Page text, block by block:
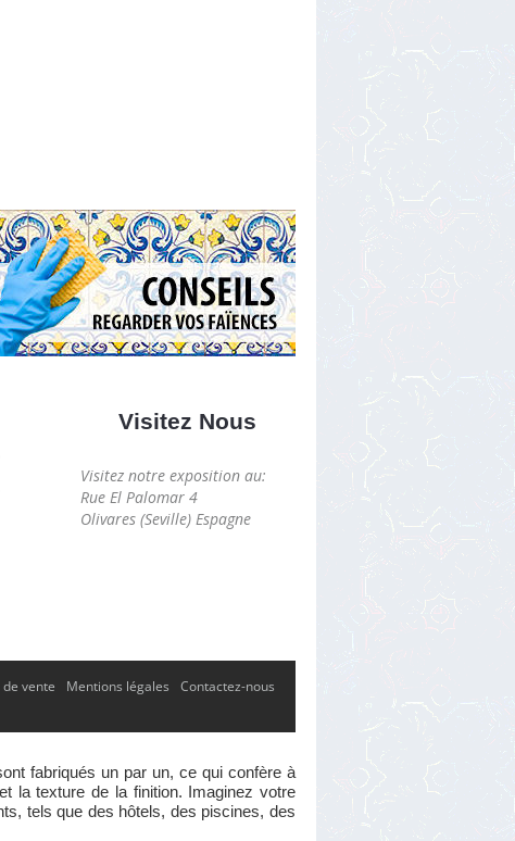
Visitez Nous
Visitez notre exposition au:
Rue El Palomar 4
Olivares (Seville) Espagne
vente Mentions légales Contactez-nous
fabriqués un par un, ce qui confère à
la texture de la finition. Imaginez votre
tels que des hôtels, des piscines, des